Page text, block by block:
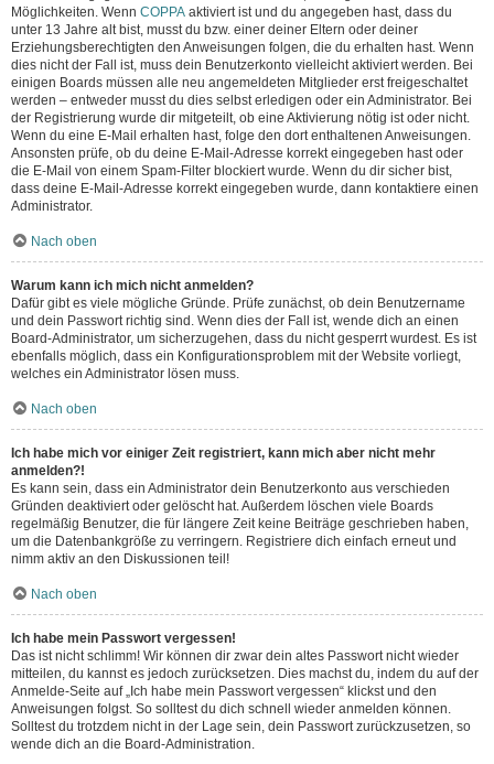
Möglichkeiten. Wenn COPPA aktiviert ist und du angegeben hast, dass du
unter 13 Jahre alt bist, musst du bzw. einer deiner Eltern oder deiner
Erziehungsberechtigten den Anweisungen folgen, die du erhalten hast. Wenn
dies nicht der Fall ist, muss dein Benutzerkonto vielleicht aktiviert werden. Bei
einigen Boards müssen alle neu angemeldeten Mitglieder erst freigeschaltet
werden – entweder musst du dies selbst erledigen oder ein Administrator. Bei
der Registrierung wurde dir mitgeteilt, ob eine Aktivierung nötig ist oder nicht.
Wenn du eine E-Mail erhalten hast, folge den dort enthaltenen Anweisungen.
Ansonsten prüfe, ob du deine E-Mail-Adresse korrekt eingegeben hast oder
die E-Mail von einem Spam-Filter blockiert wurde. Wenn du dir sicher bist,
dass deine E-Mail-Adresse korrekt eingegeben wurde, dann kontaktiere einen
Administrator.
Nach oben
Warum kann ich mich nicht anmelden?
Dafür gibt es viele mögliche Gründe. Prüfe zunächst, ob dein Benutzername
und dein Passwort richtig sind. Wenn dies der Fall ist, wende dich an einen
Board-Administrator, um sicherzugehen, dass du nicht gesperrt wurdest. Es ist
ebenfalls möglich, dass ein Konfigurationsproblem mit der Website vorliegt,
welches ein Administrator lösen muss.
Nach oben
Ich habe mich vor einiger Zeit registriert, kann mich aber nicht mehr
anmelden?!
Es kann sein, dass ein Administrator dein Benutzerkonto aus verschieden
Gründen deaktiviert oder gelöscht hat. Außerdem löschen viele Boards
regelmäßig Benutzer, die für längere Zeit keine Beiträge geschrieben haben,
um die Datenbankgröße zu verringern. Registriere dich einfach erneut und
nimm aktiv an den Diskussionen teil!
Nach oben
Ich habe mein Passwort vergessen!
Das ist nicht schlimm! Wir können dir zwar dein altes Passwort nicht wieder
mitteilen, du kannst es jedoch zurücksetzen. Dies machst du, indem du auf der
Anmelde-Seite auf „Ich habe mein Passwort vergessen“ klickst und den
Anweisungen folgst. So solltest du dich schnell wieder anmelden können.
Solltest du trotzdem nicht in der Lage sein, dein Passwort zurückzusetzen, so
wende dich an die Board-Administration.